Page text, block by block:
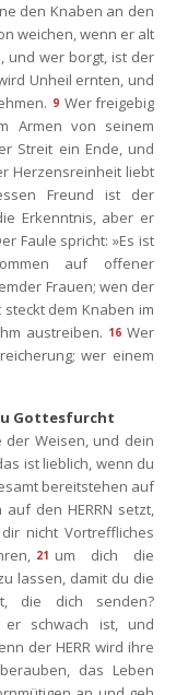
den Knaben an den
weichen, wenn er alt
und wer borgt, ist der
Unheil ernten, und
9 Wer freigebig
Armen von seinem
Streit ein Ende, und
Herzensreinheit liebt
Freund ist der
Erkenntnis, aber er
Faule spricht: »Es ist
auf offener
Frauen; wen der
steckt dem Knaben im
austreiben. 16 Wer
wer einem
Gottesfurcht
Weisen, und dein
ist lieblich, wenn du
bereitstehen auf
den HERRN setzt,
nicht Vortreffliches
21 um dich die
lassen, damit du die
die dich senden?
er schwach ist, und
der HERR wird ihre
das Leben